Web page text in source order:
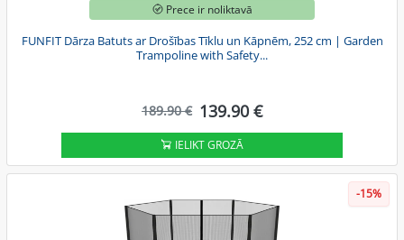
Prece ir noliktavā
FUNFIT Dārza Batuts ar Drošības Tīklu un Kāpnēm, 252 cm | Garden
Trampoline with Safety...
189.90 € 139.90 €
IELIKT GROZĀ
-15%